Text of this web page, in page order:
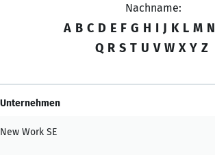
Nachname:
A B C D E F G H I J K L M N
Q R S T U V W X Y Z
Unternehmen
New Work SE